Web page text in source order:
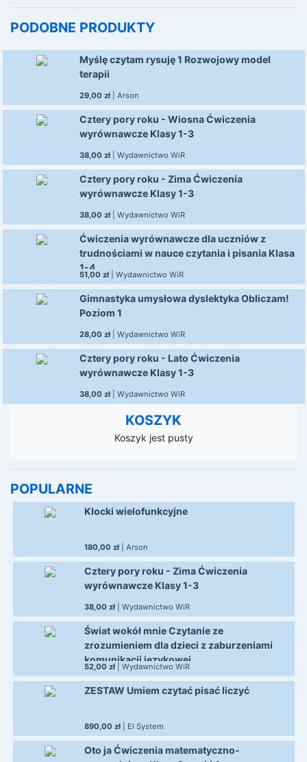
PODOBNE PRODUKTY
Myślę czytam rysuję 1 Rozwojowy model
terapii
29,00 zł Arson
Cztery pory roku - Wiosna Ćwiczenia
wyrównawcze Klasy 1-3
38,00 zł Wydawnictwo WiR
Cztery pory roku - Zima Ćwiczenia
wyrównawcze Klasy 1-3
38,00 zł Wydawnictwo WiR
Ćwiczenia wyrównawcze dla uczniów z
trudnościami w nauce czytania i pisania Klasa
1-4
51,00 zł Wydawnictwo WiR
Gimnastyka umysłowa dyslektyka Obliczam!
Poziom 1
28,00 zł Wydawnictwo WiR
Cztery pory roku - Lato Ćwiczenia
wyrównawcze Klasy 1-3
38,00 zł Wydawnictwo WiR
KOSZYK
Koszyk jest pusty
POPULARNE
Klocki wielofunkcyjne
180,00 zł | Arson
Cztery pory roku - Zima Ćwiczenia
wyrównawcze Klasy 1-3
38,00 zł | Wydawnictwo WiR
Świat wokół mnie Czytanie ze
zrozumieniem dla dzieci z zaburzeniami
komunikacji językowej
52,00 zł | Wydawnictwo WiR
ZESTAW Umiem czytać pisać liczyć
890,00 zł | EI System
Oto ja Ćwiczenia matematyczno-